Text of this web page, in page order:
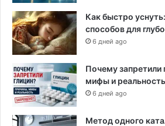
Как быстро
способов для
6 дней ago
Почему запретили
мифы и реальность
6 дней ago
Метод одного